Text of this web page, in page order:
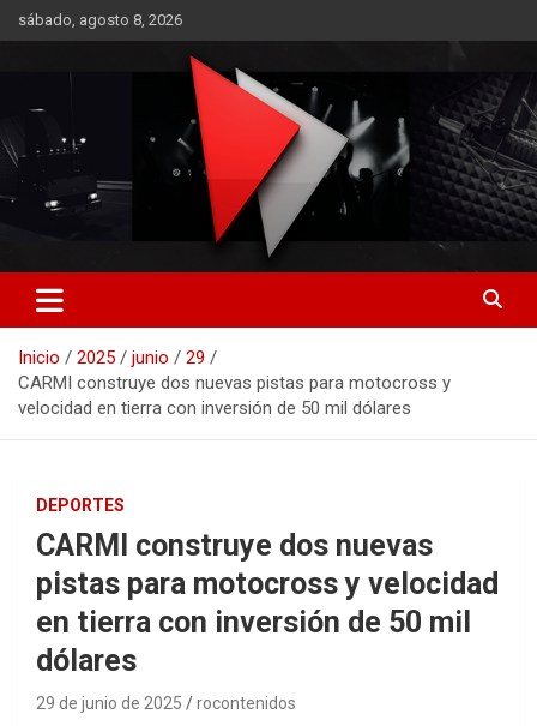
Saltar
al
sábado, agosto 8, 2026
RO CONTENIDOS
Inicio 2025 junio
29
CARMI construye dos nuevas pistas para motocross y
velocidad en tierra con inversión de 50 mil dólares
DEPORTES
CARMI construye dos nuevas
pistas para motocross y velocidad
en tierra con inversión de 50 mil
dólares
29 de junio de 2025 rocontenidos